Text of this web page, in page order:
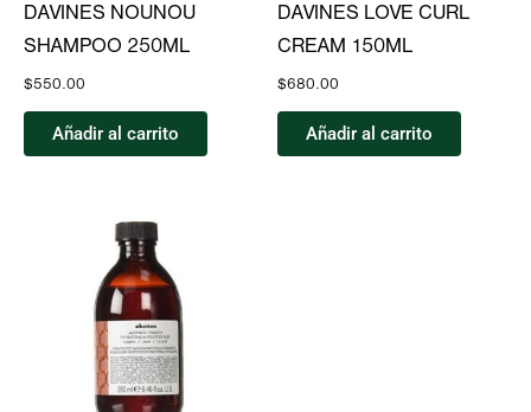
DAVINES NOUNOU
SHAMPOO 250ML
$550.00
Añadir al carrito
DAVINES LOVE CURL
CREAM 150ML
$680.00
Añadir al carrito